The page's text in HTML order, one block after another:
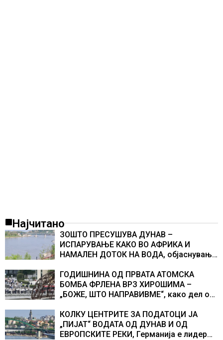
Најчитано
ЗОШТО ПРЕСУШУВА ДУНАВ –
ИСПАРУВАЊЕ КАКО ВО АФРИКА И
НАМАЛЕН ДОТОК НА ВОДА, објаснување
ГОДИШНИНА ОД ПРВАТА АТОМСКА
БОМБА ФРЛЕНА ВРЗ ХИРОШИМА –
„БОЖЕ, ШТО НАПРАВИВМЕ“, како дел од
учесниците во бомбардирањето го
доживуваа овој настан што го промени
текот на историјата
КОЛКУ ЦЕНТРИТЕ ЗА ПОДАТОЦИ ЈА
„ПИЈАТ“ ВОДАТА ОД ДУНАВ И ОД
ЕВРОПСКИТЕ РЕКИ, Германија е лидер